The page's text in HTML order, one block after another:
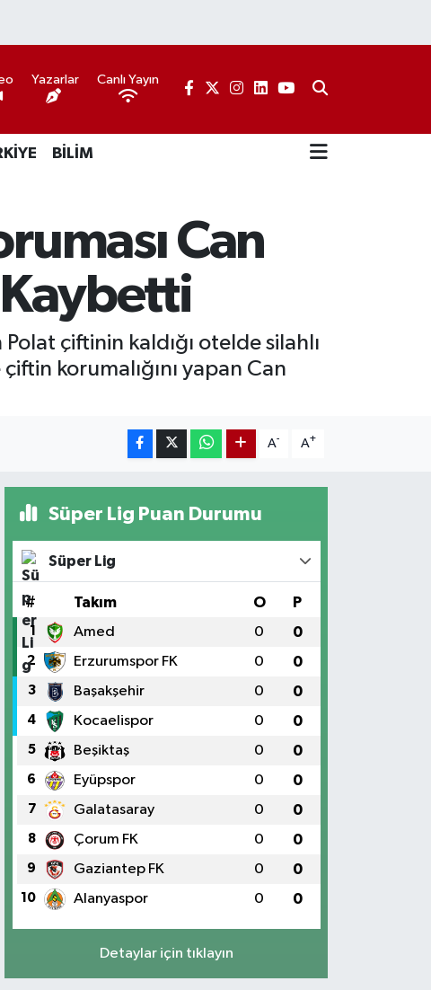
Yazarlar Canlı Yayın
BİLİM
Can
Kaybetti
çiftinin kaldığı otelde silahlı
korumalığını yapan Can
A- A+
Süper Lig Puan Durumu
Süper Lig
# Takım O P
1 Amed 0 0
2 Erzurumspor FK 0 0
3 Başakşehir 0 0
4 Kocaelispor 0 0
5 Beşiktaş 0 0
6 Eyüpspor 0 0
7 Galatasaray 0 0
8 Çorum FK 0 0
9 Gaziantep FK 0 0
10 Alanyaspor 0 0
Detaylar için tıklayın